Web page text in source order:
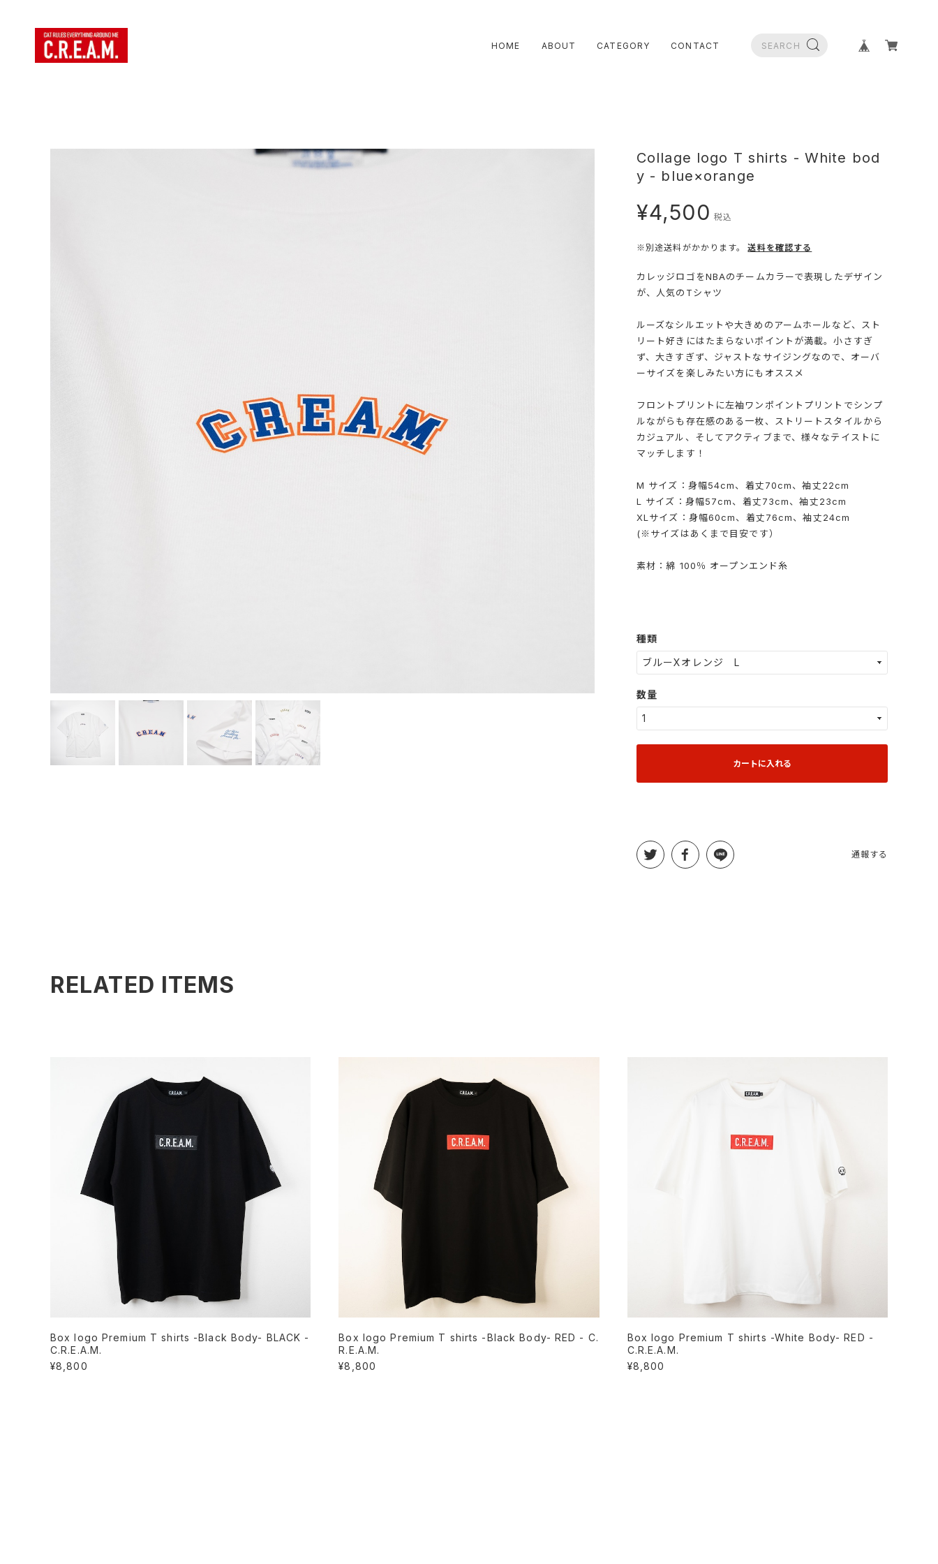
HOME ABOUT CATEGORY CONTACT
Collage logo T shirts - White bod
y - blue×orange
¥4,500 税込
※別途送料がかかります。 送料を確認する
カレッジロゴをNBAのチームカラーで表現したデザイン
が、人気のTシャツ
ルーズなシルエットや大きめのアームホールなど、スト
リート好きにはたまらないポイントが満載。小さすぎ
ず、大きすぎず、ジャストなサイジングなので、オーバ
ーサイズを楽しみたい方にもオススメ
フロントプリントに左袖ワンポイントプリントでシンプ
ルながらも存在感のある一枚、ストリートスタイルから
カジュアル、そしてアクティブまで、様々なテイストに
マッチします！
M サイズ：身幅54cm、着丈70cm、袖丈22cm
L サイズ：身幅57cm、着丈73cm、袖丈23cm
XLサイズ：身幅60cm、着丈76cm、袖丈24cm
(※サイズはあくまで目安です）
素材：綿 100％ オープンエンド糸
種類
数量
カートに入れる
通報する
RELATED ITEMS
Box logo Premium T shirts -Black Body- BLACK -
C.R.E.A.M.
¥8,800
Box logo Premium T shirts -Black Body- RED - C.
R.E.A.M.
¥8,800
Box logo Premium T shirts -White Body- RED -
C.R.E.A.M.
¥8,800